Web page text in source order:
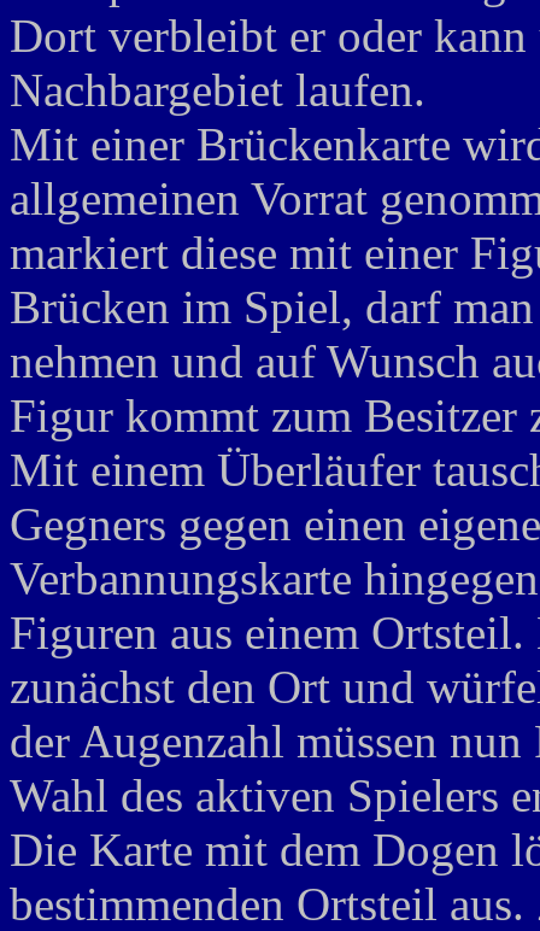
Dort verbleibt er oder
Nachbargebiet laufen.
Mit einer Brückenkarte
allgemeinen Vorrat
markiert diese mit einer
Brücken im Spiel, darf
nehmen und auf Wunsch
Figur kommt zum Besitzer
Mit einem Überläufer
Gegners gegen einen
Verbannungskarte
Figuren aus einem
zunächst den Ort und
der Augenzahl müssen
Wahl des aktiven Spielers
Die Karte mit dem Dogen
bestimmenden Ortsteil